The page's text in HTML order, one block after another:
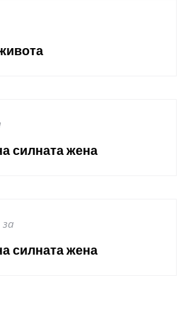
силната жена
за
силната жена